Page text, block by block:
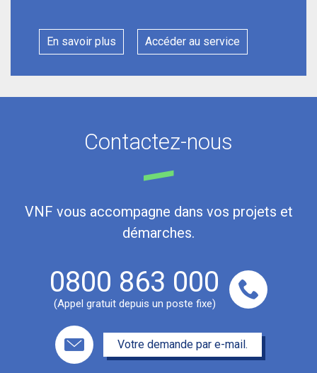
En savoir plus Accéder au service
Contactez-nous
VNF vous accompagne dans vos projets et
démarches.
0800 863 000
(Appel gratuit depuis un poste fixe)
Votre demande par e-mail.